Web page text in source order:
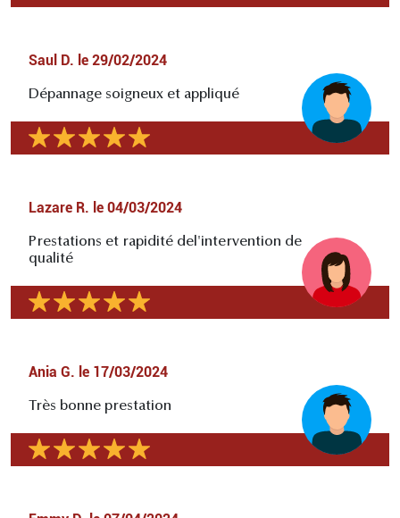
Saul D. le 29/02/2024
Dépannage soigneux et appliqué
Lazare R. le 04/03/2024
Prestations et rapidité del'intervention de
qualité
Ania G. le 17/03/2024
Très bonne prestation